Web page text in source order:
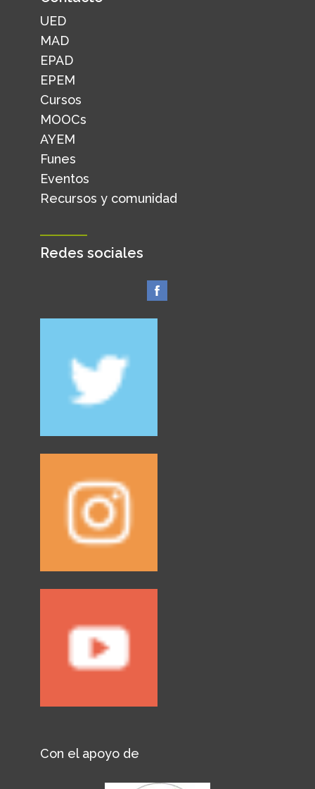
UED
MAD
EPAD
EPEM
Cursos
MOOCs
AYEM
Funes
Eventos
Recursos y comunidad
Redes sociales
Con el apoyo de